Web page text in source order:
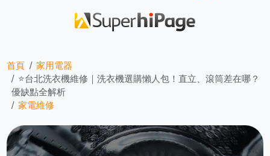
首頁
家用電器
⭐台北洗衣機維修｜洗衣機選購懶人包！直立、滾筒差在哪？
優缺點全解析
家電維修